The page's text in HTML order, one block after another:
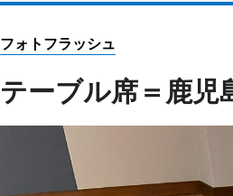
フォトフラッシュ
テーブル席＝鹿児